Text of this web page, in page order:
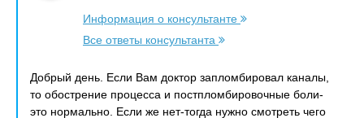
Информация о консультанте
Все ответы консультанта
Добрый день. Если Вам доктор запломбировал каналы,
то обострение процесса и постпломбировочные боли-
это нормально. Если же нет-тогда нужно смотреть чего